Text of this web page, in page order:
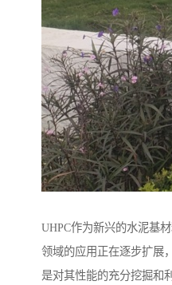
UHPC作为新兴的水泥基
领域的应用正在逐步扩展
是对其性能的充分挖掘和